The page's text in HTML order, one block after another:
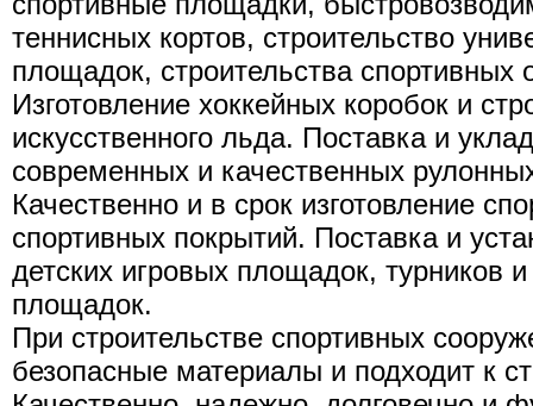
теннисных кортов, строительство
площадок, строительства спортивных
Изготовление хоккейных коробок и
искусственного льда. Поставка и
современных и качественных
Качественно и в срок изготовление
спортивных покрытий. Поставка и
детских игровых площадок, турников
площадок.
При строительстве спортивных
безопасные материалы и подходит к